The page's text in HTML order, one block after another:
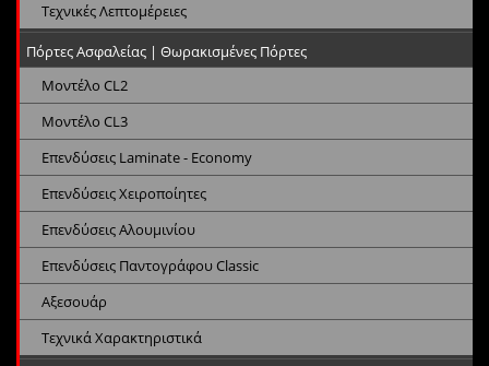
Τεχνικές Λεπτομέρειες
Πόρτες Ασφαλείας | Θωρακισμένες Πόρτες
Μοντέλο CL2
Μοντέλο CL3
Επενδύσεις Laminate - Economy
Επενδύσεις Χειροποίητες
Επενδύσεις Αλουμινίου
Επενδύσεις Παντογράφου Classic
Αξεσουάρ
Τεχνικά Χαρακτηριστικά